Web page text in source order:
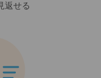
返せる